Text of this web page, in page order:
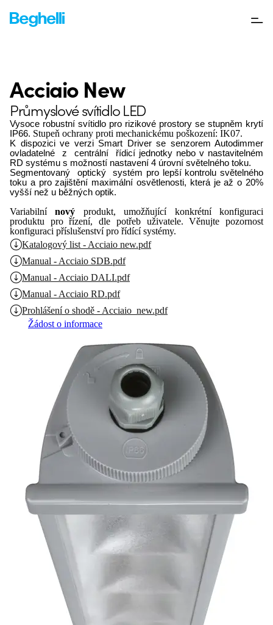
Acciaio New
Průmyslové svítidlo LED
Vysoce robustní svítidlo pro rizikové prostory se stupněm krytí
IP66. Stupeň ochrany proti mechanickému poškození: IK07.
K dispozici ve verzi Smart Driver se senzorem Autodimmer
ovladatelné z centrální řídicí jednotky nebo v nastavitelném
RD systému s možností nastavení 4 úrovní světelného toku.
Segmentovaný
optický systém pro lepší kontrolu světelného
toku a pro zajištění maximální osvětlenosti, která je až o 20%
vyšší než u běžných optik.
Variabilnínový produkt, umožňující konkrétní konfiguraci
produktu pro řízení, dle potřeb uživatele. Věnujte pozornost
konfiguraci příslušenství pro řídící systémy.
Katalogový list - Acciaio new.pdf
Manual - Acciaio SDB.pdf
Manual - Acciaio DALI.pdf
Manual - Acciaio RD.pdf
Prohlášení o shodě - Acciaio_new.pdf
Žádost o informace